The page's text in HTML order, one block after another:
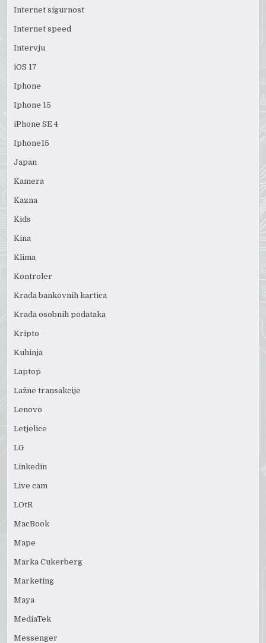
Internet sigurnost
Internet speed
Intervju
iOS 17
Iphone
Iphone 15
iPhone SE 4
Iphone15
Japan
Kamera
Kazna
Kids
Kina
Klima
Kontroler
Krađa bankovnih kartica
Krađa osobnih podataka
Kripto
Kuhinja
Laptop
Lažne transakcije
Lenovo
Letjelice
LG
Linkedin
Live cam
LOtR
MacBook
Mape
Marka Cukerberg
Marketing
Maya
MediaTek
Messenger